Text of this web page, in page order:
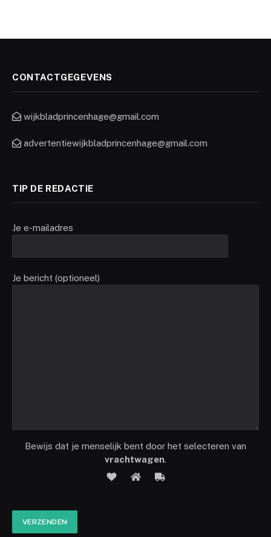
CONTACTGEGEVENS
wijkbladprincenhage@gmail.com
advertentiewijkbladprincenhage@gmail.com
TIP DE REDACTIE
Je e-mailadres
Je bericht (optioneel)
Bewijs dat je menselijk bent door het selecteren van
vrachtwagen.